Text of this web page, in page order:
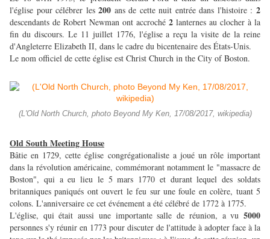
l'église pour célébrer les200 ans de cette nuit entrée dans l'histoire :2
descendants de Robert Newman ont accroché 2 lanternes au clocher à la
fin du discours. Le 11 juillet 1776, l'église a reçu la visite de la reine
d'Angleterre Elizabeth II, dans le cadre du bicentenaire des États-Unis.
Le nom officiel de cette église est Christ Church in the City of Boston.
(L'Old North Church, photo Beyond My Ken, 17/08/2017, wikipedia)
Old South Meeting House
Bâtie en 1729, cette église congrégationaliste a joué un rôle important
dans la révolution américaine, commémorant notamment le "massacre de
Boston", qui a eu lieu le 5 mars 1770 et durant lequel des soldats
britanniques paniqués ont ouvert le feu sur une foule en colère, tuant 5
colons. L'anniversaire ce cet événement a été célébré de 1772 à 1775.
L'église, qui était aussi une importante salle de réunion, a vu 5000
personnes s'y réunir en 1773 pour discuter de l'attitude à adopter face à la